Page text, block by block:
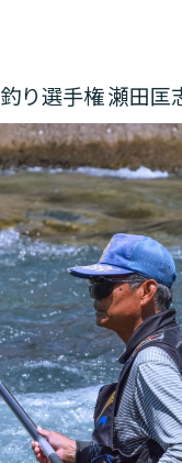
り選手権 瀬田匡